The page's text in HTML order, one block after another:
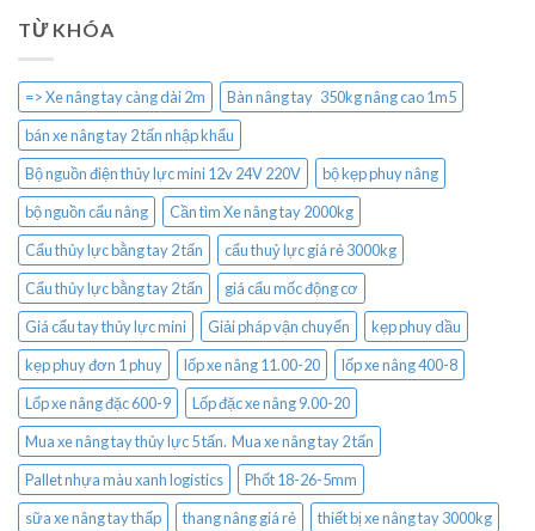
TỪ KHÓA
=> Xe nâng tay càng dài 2m
Bàn nâng tay 350kg nâng cao 1m5
bán xe nâng tay 2 tấn nhập khẩu
Bộ nguồn điện thủy lực mini 12v 24V 220V
bộ kẹp phuy nâng
bộ nguồn cẩu nâng
Cần tìm Xe nâng tay 2000kg
Cẩu thủy lực bằng tay 2 tấn
cẩu thuỷ lực giá rẻ 3000kg
Cẩu thủy lực bằng tay 2 tấn
giá cẩu mốc động cơ
Giá cẩu tay thủy lực mini
Giải pháp vận chuyển
kẹp phuy dầu
kẹp phuy đơn 1 phuy
lốp xe nâng 11.00-20
lốp xe nâng 400-8
Lốp xe nâng đặc 600-9
Lốp đặc xe nâng 9.00-20
Mua xe nâng tay thủy lực 5 tấn. Mua xe nâng tay 2 tấn
Pallet nhựa màu xanh logistics
Phốt 18-26-5mm
sữa xe nâng tay thấp
thang nâng giá rẻ
thiết bị xe nâng tay 3000kg